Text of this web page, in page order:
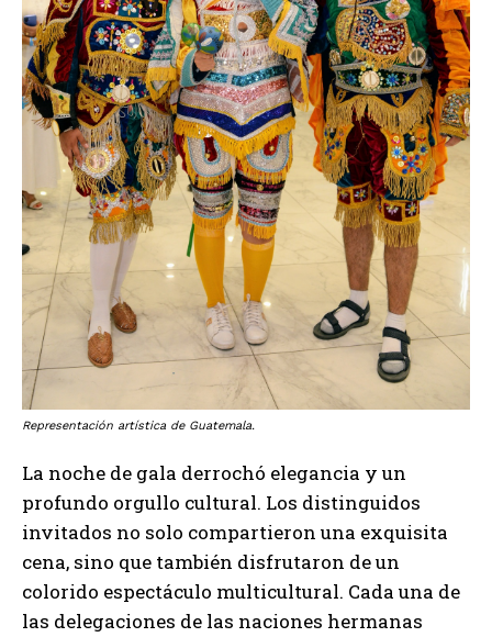
Representación artística de Guatemala.
La noche de gala derrochó elegancia y un
profundo orgullo cultural. Los distinguidos
invitados no solo compartieron una exquisita
cena, sino que también disfrutaron de un
colorido espectáculo multicultural. Cada una de
las delegaciones de las naciones hermanas